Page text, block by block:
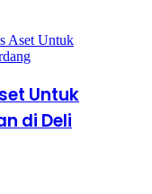
Untuk
di Deli